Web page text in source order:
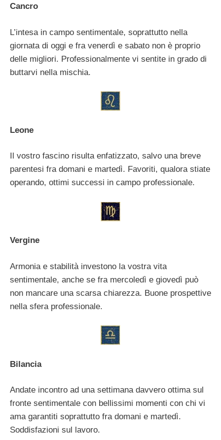
Cancro
L’intesa in campo sentimentale, soprattutto nella
giornata di oggi e fra venerdì e sabato non è proprio
delle migliori. Professionalmente vi sentite in grado di
buttarvi nella mischia.
Leone
Il vostro fascino risulta enfatizzato, salvo una breve
parentesi fra domani e martedì. Favoriti, qualora stiate
operando, ottimi successi in campo professionale.
Vergine
Armonia e stabilità investono la vostra vita
sentimentale, anche se fra mercoledì e giovedì può
non mancare una scarsa chiarezza. Buone prospettive
nella sfera professionale.
Bilancia
Andate incontro ad una settimana davvero ottima sul
fronte sentimentale con bellissimi momenti con chi vi
ama garantiti soprattutto fra domani e martedì.
Soddisfazioni sul lavoro.